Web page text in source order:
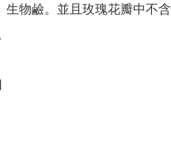
生物鹼。並且玫瑰花瓣中不含